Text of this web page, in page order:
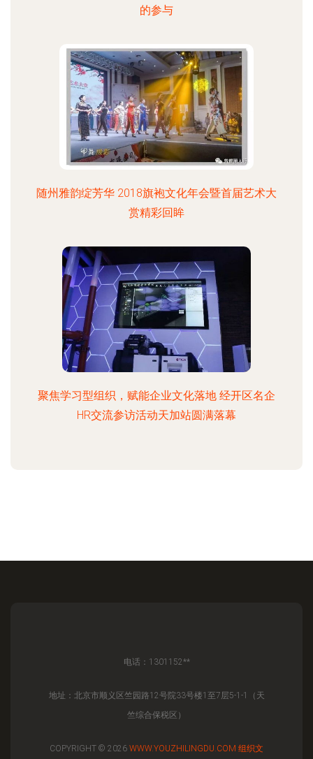
的参与
随州雅韵绽芳华 2018旗袍文化年会暨首届艺术大
赏精彩回眸
聚焦学习型组织，赋能企业文化落地 经开区名企
HR交流参访活动天加站圆满落幕
电话：1301152**
地址：北京市顺义区竺园路12号院33号楼1至7层5-1-1（天
竺综合保税区）
COPYRIGHT © 2026 WWW.YOUZHILINGDU.COM 组织文